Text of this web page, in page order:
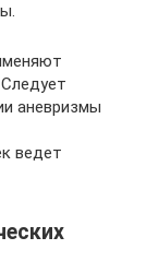
аневризмы
ведет